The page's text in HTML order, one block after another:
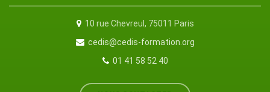
10 rue Chevreul, 75011 Paris
cedis@cedis-formation.org
01 41 58 52 40